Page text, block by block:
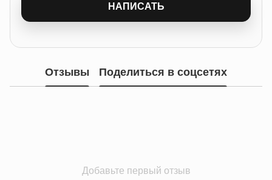
НАПИСАТЬ
Отзывы Поделиться в соцсетях
Добавьте первый отзыв